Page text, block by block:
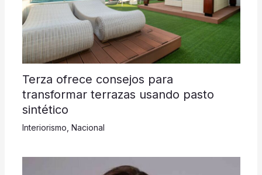
Terza ofrece consejos para
transformar terrazas usando pasto
sintético
Interiorismo Nacional